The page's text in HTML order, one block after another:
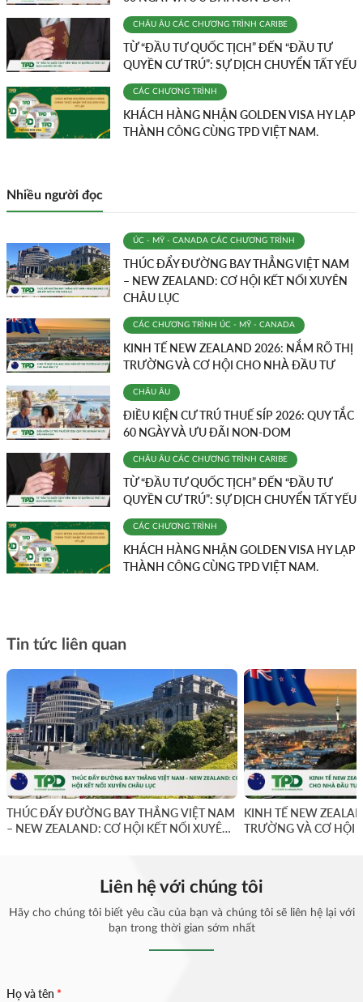
CHÂU ÂU CÁC CHƯƠNG TRÌNH CARIBE
TỪ “ĐẦU TƯ QUỐC TỊCH” ĐẾN “ĐẦU TƯ
QUYỀN CƯ TRÚ”: SỰ DỊCH CHUYỂN TẤT YẾU
CÁC CHƯƠNG TRÌNH
KHÁCH HÀNG NHẬN GOLDEN VISA HY LẠP
THÀNH CÔNG CÙNG TPD VIỆT NAM.
Nhiều người đọc
ÚC - MỸ - CANADA CÁC CHƯƠNG TRÌNH
THÚC ĐẨY ĐƯỜNG BAY THẲNG VIỆT NAM
– NEW ZEALAND: CƠ HỘI KẾT NỐI XUYÊN
CHÂU LỤC
CÁC CHƯƠNG TRÌNH ÚC - MỸ - CANADA
KINH TẾ NEW ZEALAND 2026: NẮM RÕ THỊ
TRƯỜNG VÀ CƠ HỘI CHO NHÀ ĐẦU TƯ
CHÂU ÂU
ĐIỀU KIỆN CƯ TRÚ THUẾ SÍP 2026: QUY TẮC
60 NGÀY VÀ ƯU ĐÃI NON-DOM
CHÂU ÂU CÁC CHƯƠNG TRÌNH CARIBE
TỪ “ĐẦU TƯ QUỐC TỊCH” ĐẾN “ĐẦU TƯ
QUYỀN CƯ TRÚ”: SỰ DỊCH CHUYỂN TẤT YẾU
CÁC CHƯƠNG TRÌNH
KHÁCH HÀNG NHẬN GOLDEN VISA HY LẠP
THÀNH CÔNG CÙNG TPD VIỆT NAM.
Tin tức liên quan
THÚC ĐẨY ĐƯỜNG BAY THẲNG VIỆT NAM
– NEW ZEALAND: CƠ HỘI KẾT NỐI XUYÊN
KINH TẾ NEW
TRƯỜNG VÀ CƠ HỘI
Liên hệ với chúng tôi
Hãy cho chúng tôi biết yêu cầu của bạn và chúng tôi sẽ liên hệ lại với
bạn trong thời gian sớm nhất
Họ và tên *